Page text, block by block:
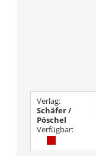
Verlag:
Schäfer /
Pöschel
Verfügbar: